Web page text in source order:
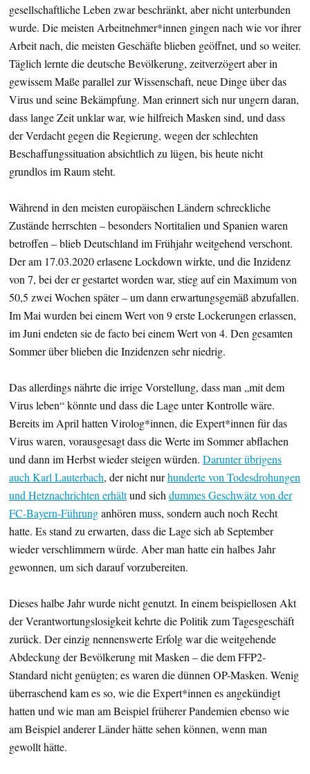
gesellschaftliche Leben zwar beschränkt, aber nicht unterbunden
wurde. Die meisten Arbeitnehmer*innen gingen nach wie vor ihrer
Arbeit nach, die meisten Geschäfte blieben geöffnet, und so weiter.
Täglich lernte die deutsche Bevölkerung, zeitverzögert aber in
gewissem Maße parallel zur Wissenschaft, neue Dinge über das
Virus und seine Bekämpfung. Man erinnert sich nur ungern daran,
dass lange Zeit unklar war, wie hilfreich Masken sind, und dass
der Verdacht gegen die Regierung, wegen der schlechten
Beschaffungssituation absichtlich zu lügen, bis heute nicht
grundlos im Raum steht.
Während in den meisten europäischen Ländern schreckliche
Zustände herrschten – besonders Nortitalien und Spanien waren
betroffen – blieb Deutschland im Frühjahr weitgehend verschont.
Der am 17.03.2020 erlasene Lockdown wirkte, und die Inzidenz
von 7, bei der er gestartet worden war, stieg auf ein Maximum von
50,5 zwei Wochen später – um dann erwartungsgemäß abzufallen.
Im Mai wurden bei einem Wert von 9 erste Lockerungen erlassen,
im Juni endeten sie de facto bei einem Wert von 4. Den gesamten
Sommer über blieben die Inzidenzen sehr niedrig.
Das allerdings nährte die irrige Vorstellung, dass man „mit dem
Virus leben“ könnte und dass die Lage unter Kontrolle wäre.
Bereits im April hatten Virolog*innen, die Expert*innen für das
Virus waren, vorausgesagt dass die Werte im Sommer abflachen
und dann im Herbst wieder steigen würden. Darunter übrigens
auch Karl Lauterbach, der nicht nurhunderte von Todesdrohungen
und Hetznachrichten erhältund sich dummes Geschwätz von der
FC-Bayern-Führunganhören muss, sondern auch noch Recht
hatte. Es stand zu erwarten, dass die Lage sich ab September
wieder verschlimmern würde. Aber man hatte ein halbes Jahr
gewonnen, um sich darauf vorzubereiten.
Dieses halbe Jahr wurde nicht genutzt. In einem beispiellosen Akt
der Verantwortungslosigkeit kehrte die Politik zum Tagesgeschäft
zurück. Der einzig nennenswerte Erfolg war die weitgehende
Abdeckung der Bevölkerung mit Masken – die dem FFP2-
Standard nicht genügten; es waren die dünnen OP-Masken. Wenig
überraschend kam es so, wie die Expert*innen es angekündigt
hatten und wie man am Beispiel früherer Pandemien ebenso wie
am Beispiel anderer Länder hätte sehen können, wenn man
gewollt hätte.